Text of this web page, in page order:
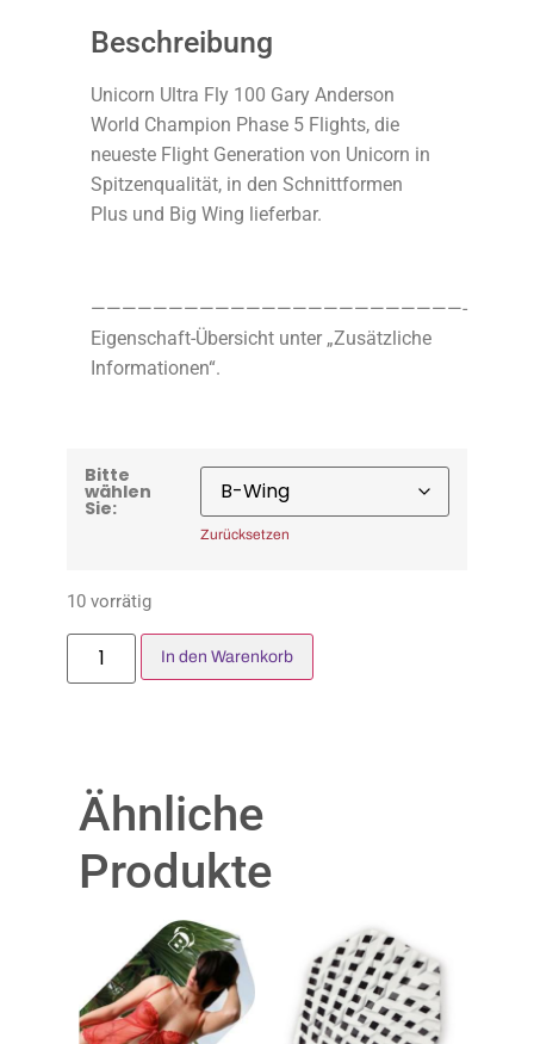
Beschreibung
Unicorn Ultra Fly 100 Gary Anderson
World Champion Phase 5 Flights, die
neueste Flight Generation von Unicorn in
Spitzenqualität, in den Schnittformen
Plus und Big Wing lieferbar.
————————————————————————-
Eigenschaft-Übersicht unter „Zusätzliche
Informationen“.
Bitte
wählen
Sie:
Zurücksetzen
10 vorrätig
In den Warenkorb
Ähnliche
Produkte